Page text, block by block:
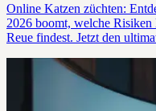
Online Katzen züchten:
2026 boomt, welche Risiken
Reue findest. Jetzt den